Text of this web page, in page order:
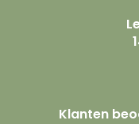
Klanten